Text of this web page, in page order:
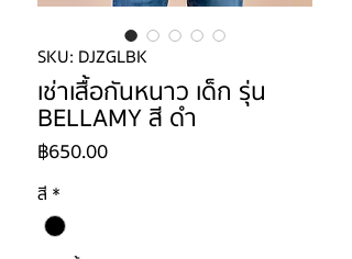
SKU: DJZGLBK
เช่าเสื้อกันหนาว เด็ก รุ่น
BELLAMY สี ดำ
฿650.00ราคา
สี *